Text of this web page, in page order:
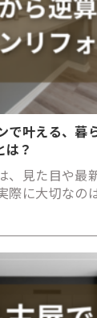
で叶える、暮
は？
、見た目や最
際に大切なの